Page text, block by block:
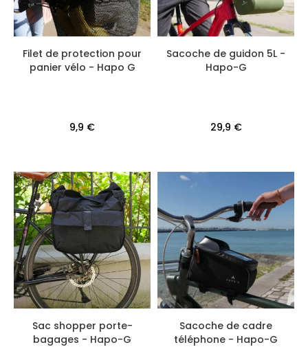
Filet de protection pour
panier vélo - Hapo G
9,9 €
Sacoche de guidon 5L -
Hapo-G
29,9 €
Sac shopper porte-
bagages - Hapo-G
Sacoche de cadre
téléphone - Hapo-G